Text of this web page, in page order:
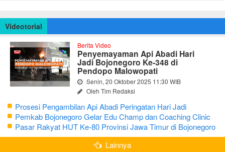
Videotorial
Berita Video
Penyemayaman Api Abadi Hari
Jadi Bojonegoro Ke-348 di
Pendopo Malowopati
Senin, 20 Oktober 2025 11:30 WIB
Oleh Tim Redaksi
Prosesi Pengambilan Api Abadi Peringatan Hari Jadi
Bojonegoro Ke-348
Pemkab Bojonegoro Gelar Edu Champ dan Coaching Clinic
Seni Reog dan Jaranan
Pasar Rakyat HUT Ke-80 Provinsi Jawa Timur di Bojonegoro
Lainnya